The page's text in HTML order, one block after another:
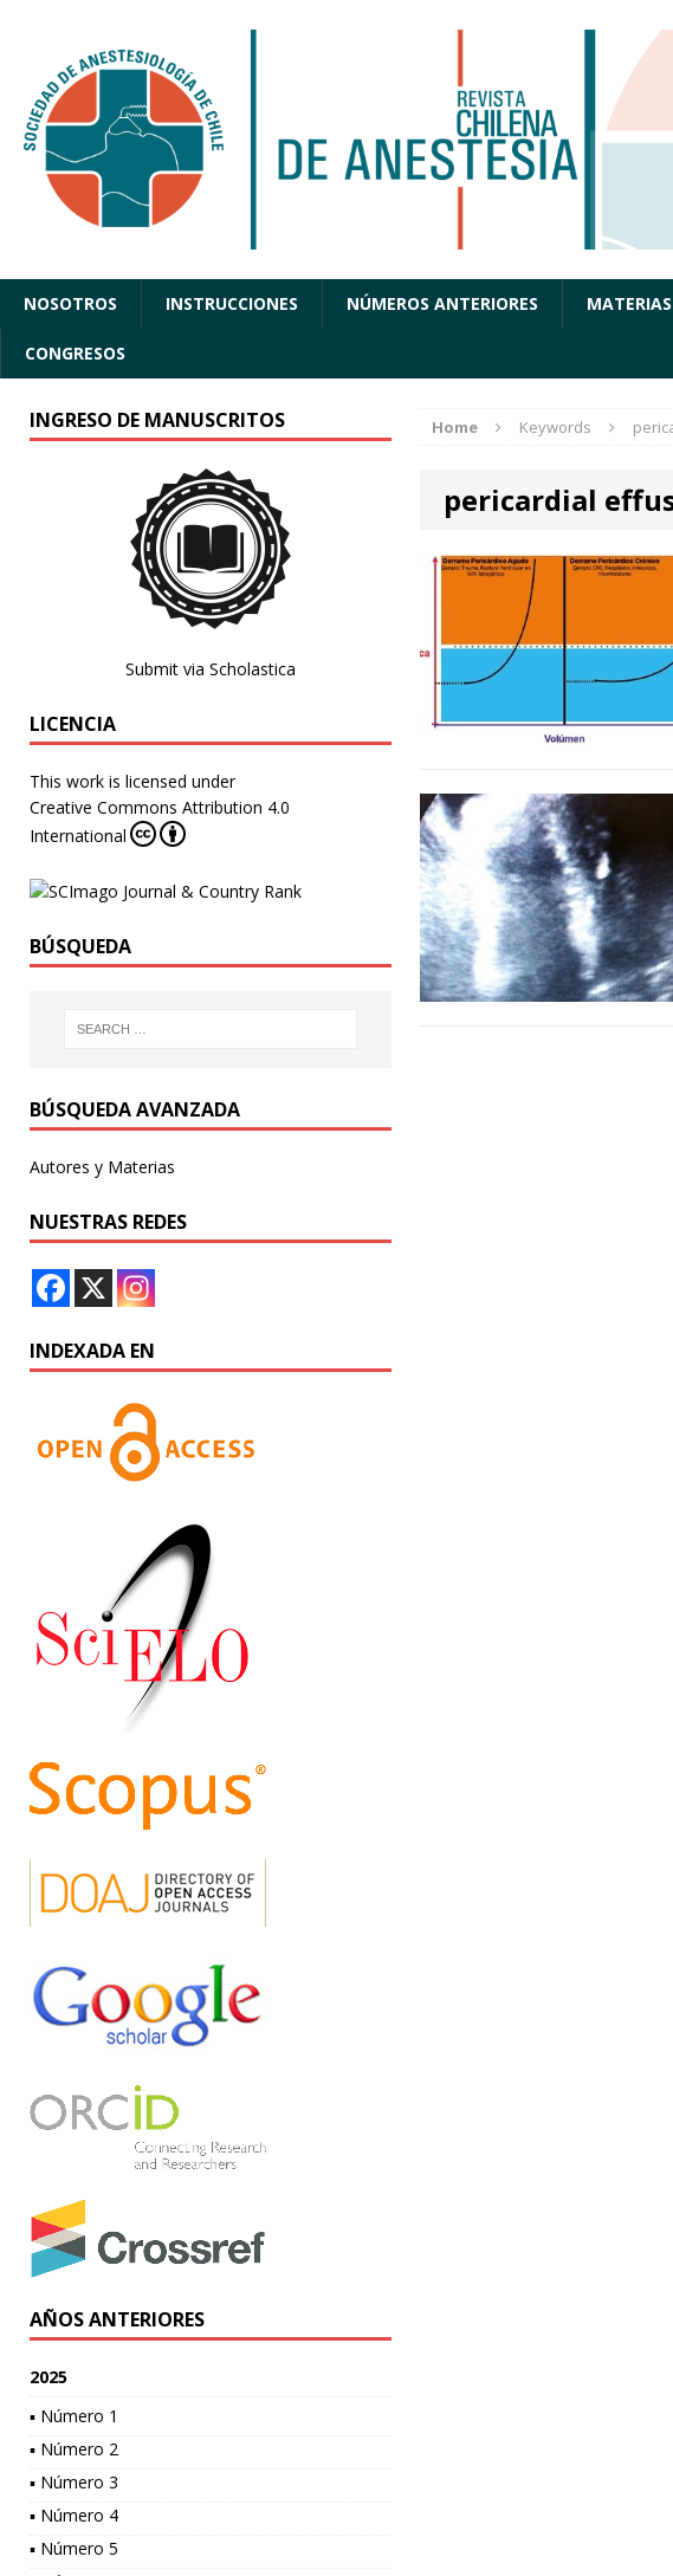
NOSOTROS INSTRUCCIONES NÚMEROS ANTERIORES MATERIAS
CONGRESOS
Home Keywords
pericardial
INGRESO DE MANUSCRITOS
Submit via Scholastica
LICENCIA
This work is licensed under
Creative Commons Attribution 4.0
International
BÚSQUEDA
BÚSQUEDA AVANZADA
Autores y Materias
NUESTRAS REDES
INDEXADA EN
AÑOS ANTERIORES
2025
▪ Número 1
▪ Número 2
▪ Número 3
▪ Número 4
▪ Número 5